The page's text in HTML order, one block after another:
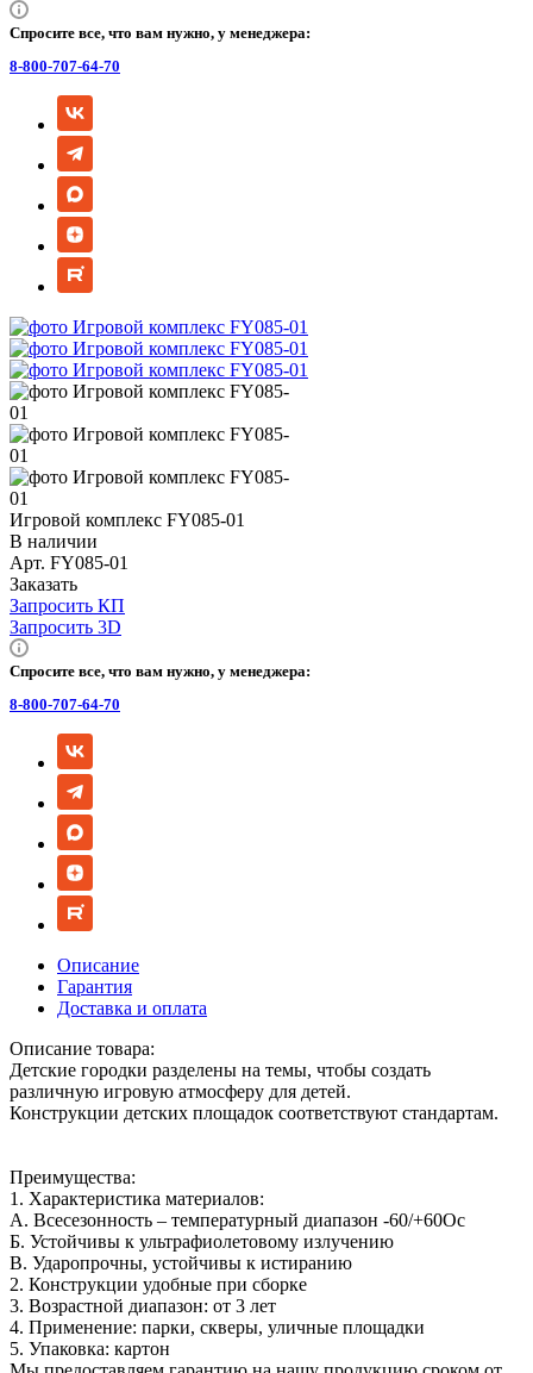
Спросите все, что вам нужно, у менеджера:
8-800-707-64-70
Игровой комплекс FY085-01
В наличии
Арт. FY085-01
Заказать
Запросить КП
Запросить 3D
Спросите все, что вам нужно, у менеджера:
8-800-707-64-70
Описание
Гарантия
Доставка и оплата
Описание товара:
Детские городки разделены на темы, чтобы создать
различную игровую атмосферу для детей.
Конструкции детских площадок соответствуют стандартам.
Преимущества:
1. Характеристика материалов:
А. Всесезонность – температурный диапазон -60/+60Ос
Б. Устойчивы к ультрафиолетовому излучению
В. Ударопрочны, устойчивы к истиранию
2. Конструкции удобные при сборке
3. Возрастной диапазон: от 3 лет
4. Применение: парки, скверы, уличные площадки
5. Упаковка: картон